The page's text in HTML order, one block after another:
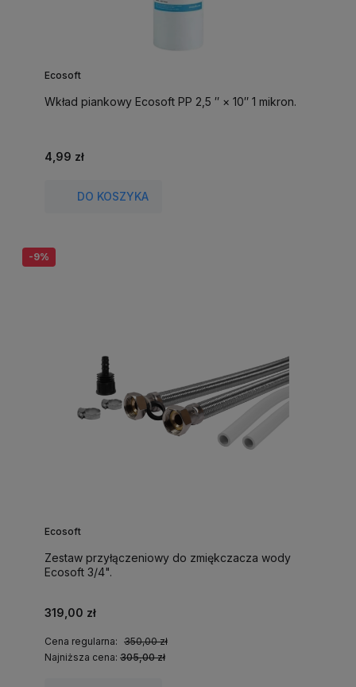
Ecosoft
Wkład piankowy Ecosoft PP 2,5 ″ × 10″ 1 mikron.
4,99 zł
DO KOSZYKA
Ecosoft
Zestaw przyłączeniowy do zmiękczacza wody
Ecosoft 3/4".
319,00 zł
Cena regularna: 350,00 zł
Najniższa cena: 305,00 zł
-9%